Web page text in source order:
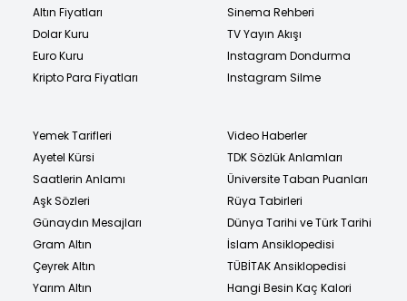
Altın Fiyatları
Dolar Kuru
Euro Kuru
Kripto Para Fiyatları
Sinema Rehberi
TV Yayın Akışı
Instagram Dondurma
Instagram Silme
Yemek Tarifleri
Ayetel Kürsi
Saatlerin Anlamı
Aşk Sözleri
Günaydın Mesajları
Gram Altın
Çeyrek Altın
Yarım Altın
Video Haberler
TDK Sözlük Anlamları
Üniversite Taban Puanları
Rüya Tabirleri
Dünya Tarihi ve Türk Tarihi
İslam Ansiklopedisi
TÜBİTAK Ansiklopedisi
Hangi Besin Kaç Kalori